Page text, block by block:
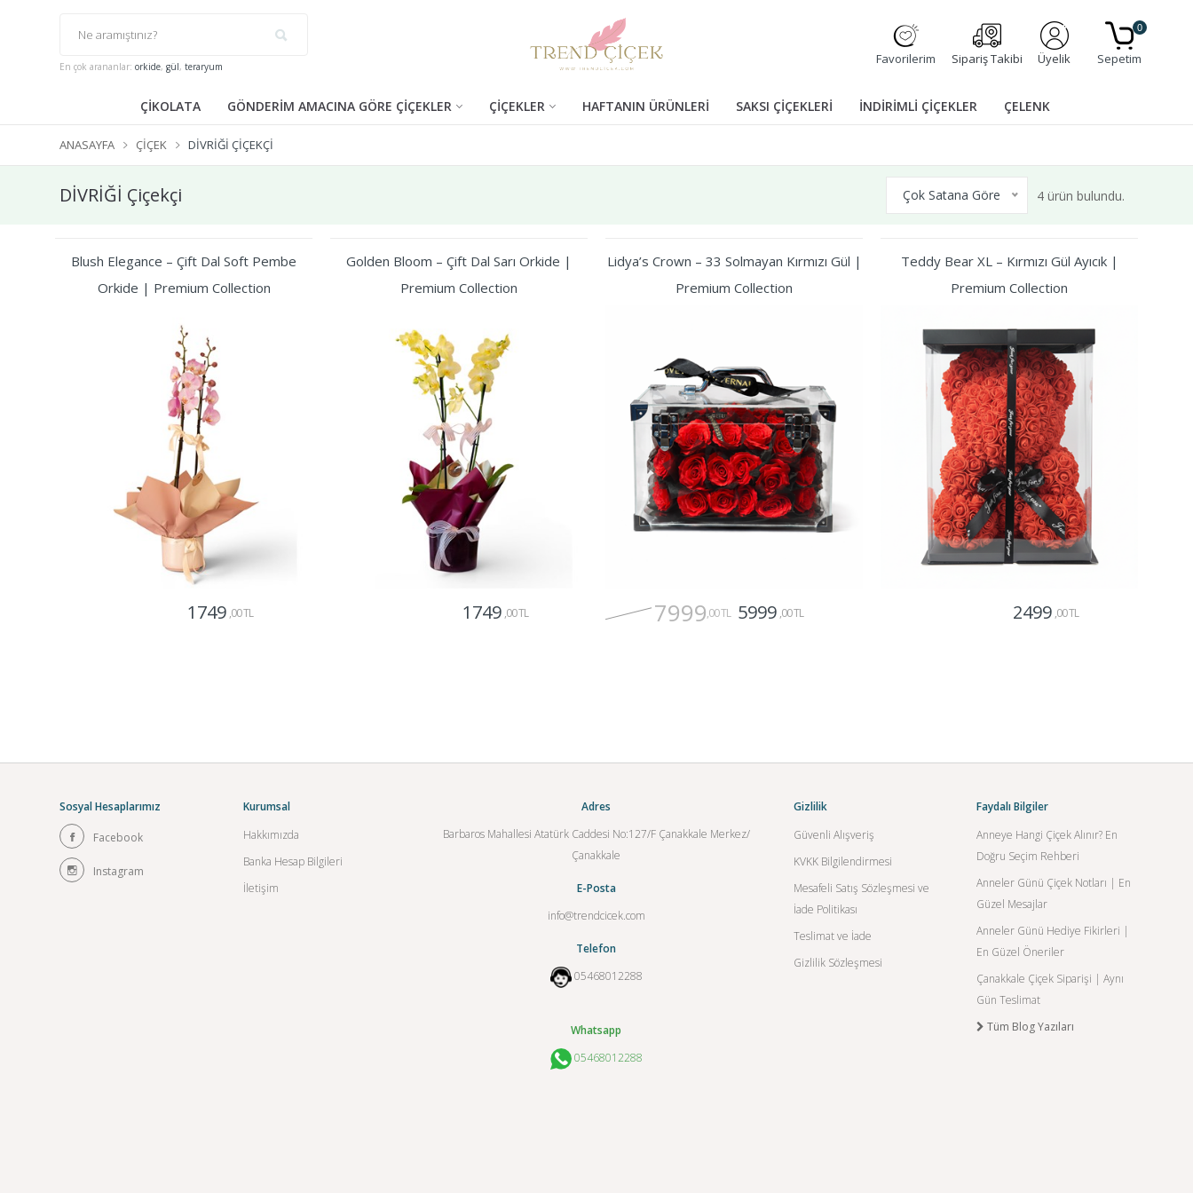
En çok arananlar: orkide, gül, teraryum Favorilerim Sipariş Takibi Üyelik Sepetim
0
ÇİKOLATA GÖNDERİM AMACINA GÖRE ÇİÇEKLER ÇİÇEKLER HAFTANIN ÜRÜNLERİ SAKSI ÇİÇEKLERİ İNDİRİMLİ ÇİÇEKLER ÇELENK
ANASAYFA ÇIÇEK DİVRİĞİ ÇIÇEKÇI
DİVRİĞİ Çiçekçi Çok Satana Göre 4 ürün bulundu.
Blush Elegance – Çift Dal Soft Pembe
Orkide | Premium Collection
1749 ,00 TL
Golden Bloom – Çift Dal Sarı Orkide |
Premium Collection
1749 ,00 TL
Lidya’s Crown – 33 Solmayan Kırmızı Gül |
Premium Collection
7999,00 TL 5999 ,00 TL
Teddy Bear XL – Kırmızı Gül Ayıcık |
Premium Collection
2499 ,00 TL
Sosyal Hesaplarımız
Facebook
Instagram
Kurumsal
Hakkımızda
Banka Hesap Bilgileri
İletişim
Adres
Barbaros Mahallesi Atatürk Caddesi No:127/F Çanakkale Merkez/
Çanakkale
E-Posta
info@trendcicek.com
Telefon
05468012288
Whatsapp
05468012288
Gizlilik
Güvenli Alışveriş
KVKK Bilgilendirmesi
Mesafeli Satış Sözleşmesi ve
İade Politikası
Teslimat ve İade
Gizlilik Sözleşmesi
Faydalı Bilgiler
Anneye Hangi Çiçek Alınır? En
Doğru Seçim Rehberi
Anneler Günü Çiçek Notları | En
Güzel Mesajlar
Anneler Günü Hediye Fikirleri |
En Güzel Öneriler
Çanakkale Çiçek Siparişi | Aynı
Gün Teslimat
Tüm Blog Yazıları